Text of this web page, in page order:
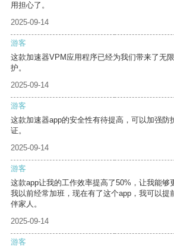
用担心了。
2025-09-14
游客
这款加速器VPM应用程序已经为我们带来了无
护。
2025-09-14
游客
这款加速器app的安全性有待提高，可以加强防
证。
2025-09-14
游客
这款app让我的工作效率提高了50%，让我能够
我以前经常加班，现在有了这个app，我可以提
伴家人。
2025-09-14
游客